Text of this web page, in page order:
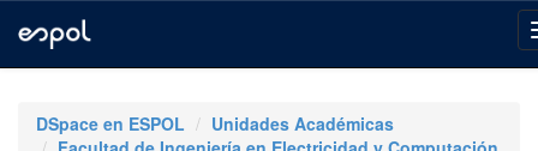
navigationDSpace en ESPOL
Unidades Académicas